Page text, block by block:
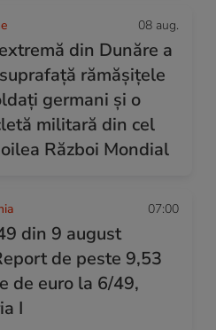
08 aug.
din Dunăre a
rămășițele
germani și o
militară din cel
Război Mondial
07:00
din 9 august
de peste 9,53
de euro la 6/49,
I